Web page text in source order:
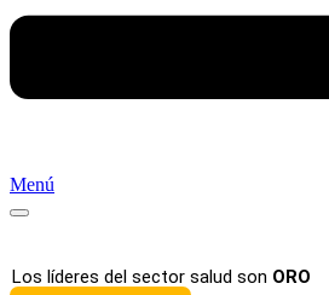
Menú
Los líderes del sector salud son ORO